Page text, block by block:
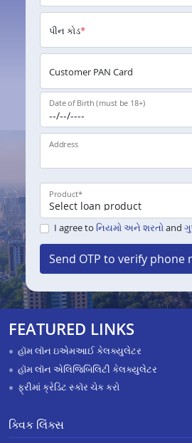
પીન કોડ*
Customer PAN Card
Date of Birth (must be 18+)
Address
Product*
I agree to નિયમો અને શરતોand
Send OTP to verify phone
FEATURED LINKS
હૉમ લૉન ઇએમઆઈ કેલક્યુલેટર
હૉમ લૉન એલિજિબિલિટી કેલક્યુલેટર
ફ્રીમાં ક્રેડિટ સ્કૉર ચેક કરો
ક્વિક લિંક્સ